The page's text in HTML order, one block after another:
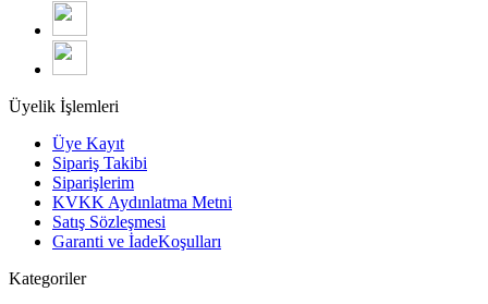
Üyelik İşlemleri
Üye Kayıt
Sipariş Takibi
Siparişlerim
KVKK Aydınlatma Metni
Satış Sözleşmesi
Garanti ve İadeKoşulları
Kategoriler